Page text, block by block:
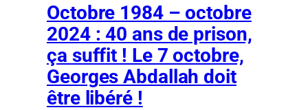
Octobre 1984 – octobre
2024 : 40 ans de prison,
ça suffit ! Le 7 octobre,
Georges Abdallah doit
être libéré !